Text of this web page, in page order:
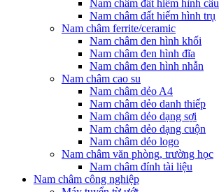
Nam châm đất hiếm hình cầu
Nam châm đất hiếm hình trụ
Nam châm ferrite/ceramic
Nam châm đen hình khối
Nam châm đen hình đĩa
Nam châm đen hình nhẫn
Nam châm cao su
Nam châm dẻo A4
Nam châm dẻo danh thiếp
Nam châm dẻo dạng sợi
Nam châm dẻo dạng cuộn
Nam châm dẻo logo
Nam châm văn phòng, trường học
Nam châm đính tài liệu
Nam châm công nghiệp